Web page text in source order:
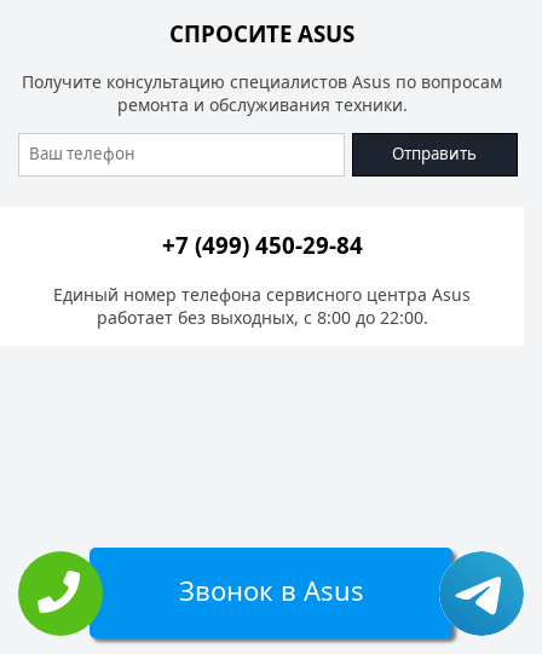
СПРОСИТЕ ASUS
Получите консультацию специалистов Asus по вопросам
ремонта и обслуживания техники.
Отправить
+7 (499) 450-29-84
Единый номер телефона сервисного центра Asus
работает без выходных, с 8:00 до 22:00.
Звонок в Asus